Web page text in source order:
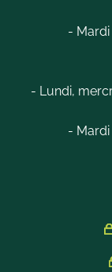
- Mardi
- Lundi,
- Mardi